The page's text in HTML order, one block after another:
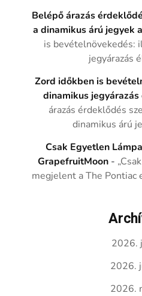
Belépő árazás
a dinamikus árú jegyek
is bevételnövekedés:
jegyárazás
Zord időkben is
dinamikus
árazás érdeklődés
dinamikus árú
Csak Egyetlen
GrapefruitMoon -
megjelent a The Pontiac
2026.
2026.
2026.